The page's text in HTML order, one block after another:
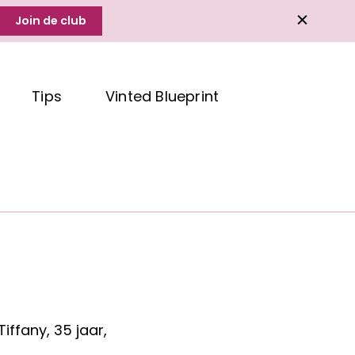
Join de club
Tips Vinted Blueprint
35 jaar,